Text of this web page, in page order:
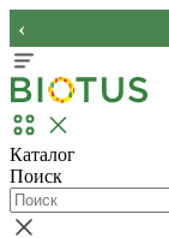
‹
Каталог
Поиск